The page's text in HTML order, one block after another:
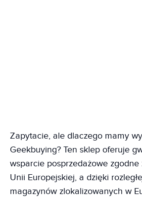
Zapytacie, ale dlaczego mamy
Geekbuying? Ten sklep oferuje
wsparcie posprzedażowe zgodne
Unii Europejskiej, a dzięki
magazynów zlokalizowanych w